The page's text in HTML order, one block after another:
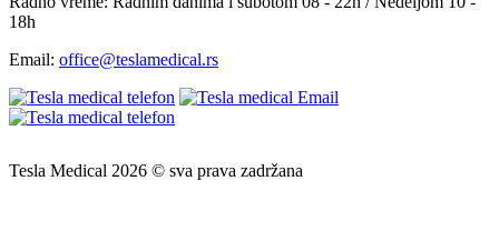
18h
Email: office@teslamedical.rs
Tesla Medical 2026 © sva prava zadržana